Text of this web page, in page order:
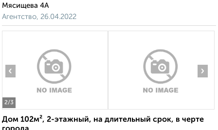
Мясищева 4А
Агентство, 26.04.2022
2/3
‹ ›
Дом 102м², 2-этажный, на длительный срок, в черте